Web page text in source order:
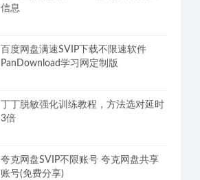
信息
百度网盘满速SVIP下载不限速软件
PanDownload学习网定制版
丁丁脱敏强化训练教程，方法选对延时
3倍
夸克网盘SVIP不限账号 夸克网盘共享
账号(免费分享)